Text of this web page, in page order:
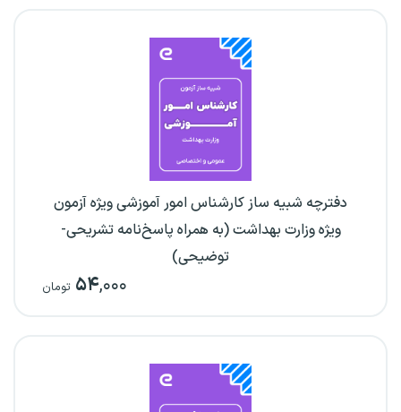
دفترچه شبیه ساز کارشناس امور آموزشی ویژه آزمون
ویژه وزارت بهداشت (به همراه پاسخ‌نامه تشریحی-
توضیحی)
۵۴,۰۰۰ تومان